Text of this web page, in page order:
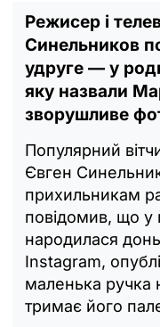
Режисер і
Синельников
удруге — у
яку назвали
зворушливе
Популярний
Євген
прихильникам
повідомив, що у
народилася
Instagram,
маленька ручка
тримає його